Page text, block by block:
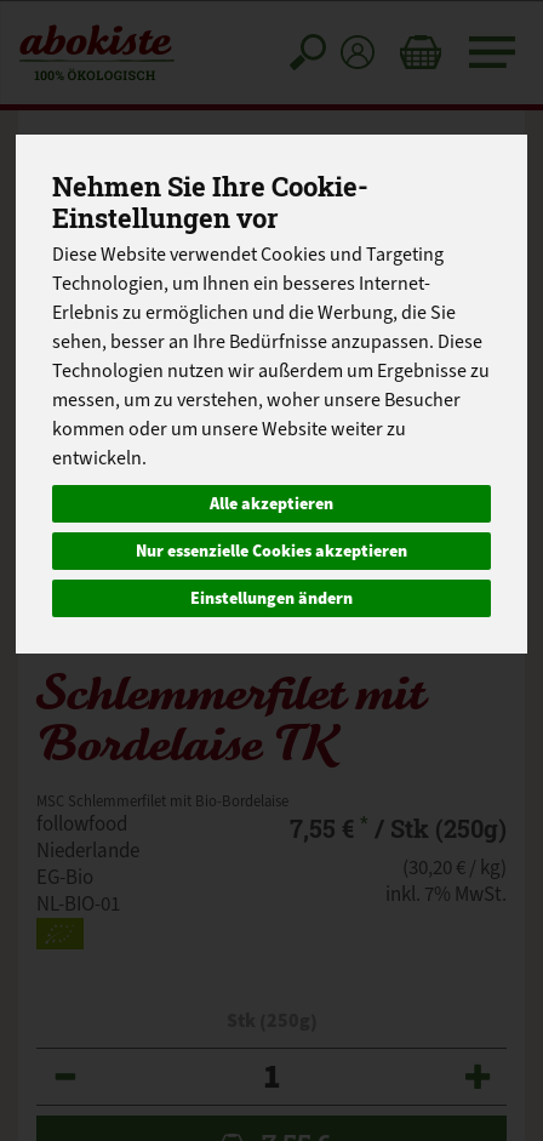
Nehmen Sie Ihre Cookie-
Einstellungen vor
Diese Website verwendet Cookies und Targeting
Technologien, um Ihnen ein besseres Internet-
Erlebnis zu ermöglichen und die Werbung, die Sie
sehen, besser an Ihre Bedürfnisse anzupassen. Diese
Technologien nutzen wir außerdem um Ergebnisse zu
messen, um zu verstehen, woher unsere Besucher
kommen oder um unsere Website weiter zu
entwickeln.
Alle akzeptieren
Nur essenzielle Cookies akzeptieren
Einstellungen ändern
Schlemmerfilet mit
Bordelaise TK
MSC Schlemmerfilet mit Bio-Bordelaise
followfood
Niederlande
EG-Bio
NL-BIO-01
7,55 € * / Stk (250g)
(30,20 € / kg)
inkl. 7% MwSt.
Toggle
cart